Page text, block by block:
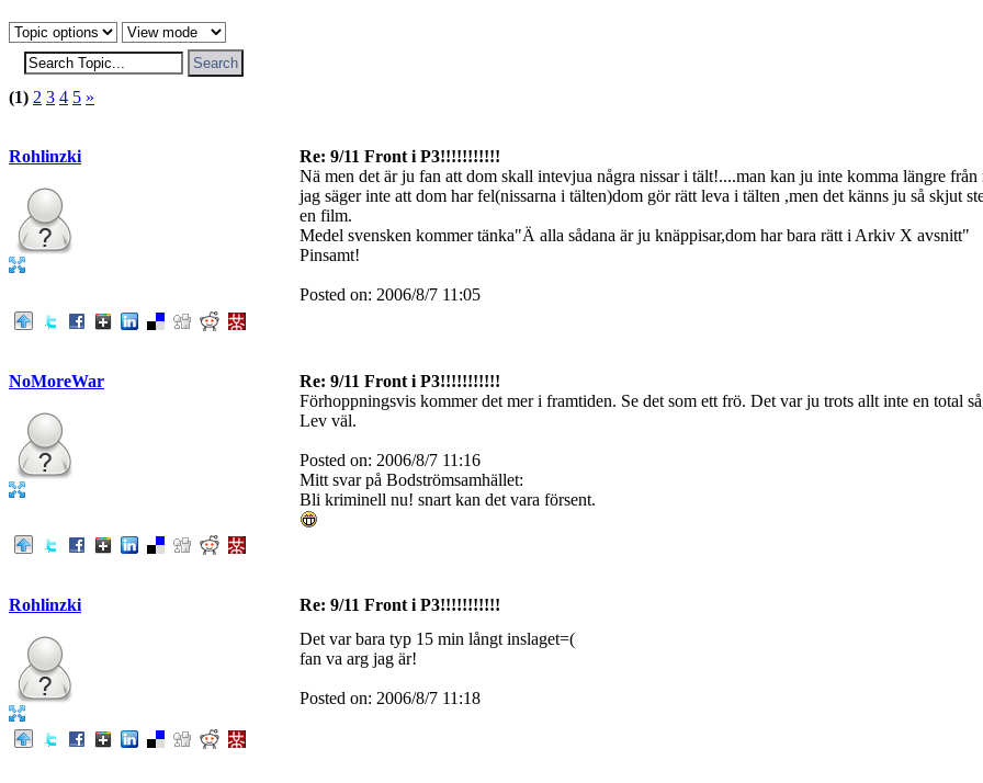
(1) 2 3 4 5 »
Rohlinzki Re: 9/11 Front i P3!!!!!!!!!!!
Nä men det är ju fan att dom skall intevjua några nissar i tält!....man kan ju inte komma längre från
jag säger inte att dom har fel(nissarna i tälten)dom gör rätt leva i tälten ,men det känns ju så skjut
en film.
Medel svensken kommer tänka"Ä alla sådana är ju knäppisar,dom har bara rätt i Arkiv X avsnitt"
Pinsamt!
Posted on: 2006/8/7 11:05
NoMoreWar Re: 9/11 Front i P3!!!!!!!!!!!
Förhoppningsvis kommer det mer i framtiden. Se det som ett frö. Det var ju trots allt inte en total
Lev väl.
Posted on: 2006/8/7 11:16
Mitt svar på Bodströmsamhället:
Bli kriminell nu! snart kan det vara försent.
Rohlinzki Re: 9/11 Front i P3!!!!!!!!!!!
Det var bara typ 15 min långt inslaget=(
fan va arg jag är!
Posted on: 2006/8/7 11:18